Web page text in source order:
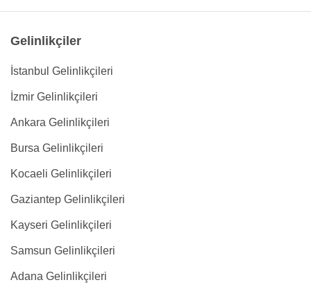
Gelinlikçiler
İstanbul Gelinlikçileri
İzmir Gelinlikçileri
Ankara Gelinlikçileri
Bursa Gelinlikçileri
Kocaeli Gelinlikçileri
Gaziantep Gelinlikçileri
Kayseri Gelinlikçileri
Samsun Gelinlikçileri
Adana Gelinlikçileri